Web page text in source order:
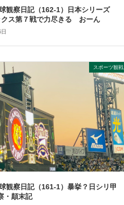
観察日記（162-1）日本シリーズ
クス第７戦で力尽きる おーん
スポーツ観戦
観察日記（161-1）暴挙？日シリ甲
・顛末記